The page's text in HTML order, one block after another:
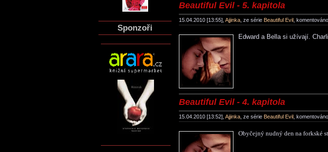
Sponzoři
Beautiful Evil - 5. kapitola
15.04.2010 [13:55], Ajjinka , ze série Beautiful Evil ,
Edward a Bella si užívají.
Beautiful Evil - 4. kapitola
15.04.2010 [13:52], Ajjinka , ze série Beautiful Evil ,
Obyčejný nudný den na forkské